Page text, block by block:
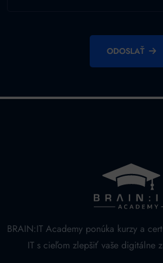
ODOSLAŤ
BRAIN:IT Academy ponúka kurzy a
IT s cieľom zlepšiť vaše digitálne